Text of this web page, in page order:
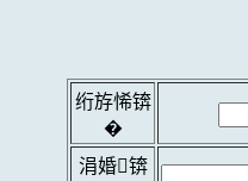
绗斿悕锛
�
涓婚锛